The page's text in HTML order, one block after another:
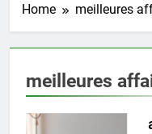
Home meilleures
meilleures